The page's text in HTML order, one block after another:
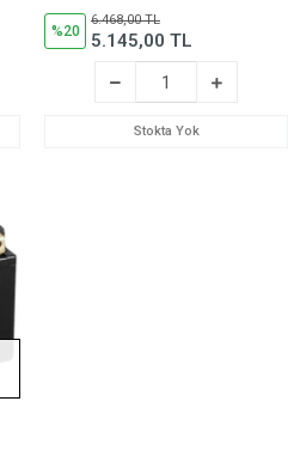
Motosiklet Aküsü (Bakım
Gerektirmez),yt9bbs
%20
6.468,00 TL
5.145,00 TL
Stokta Yok